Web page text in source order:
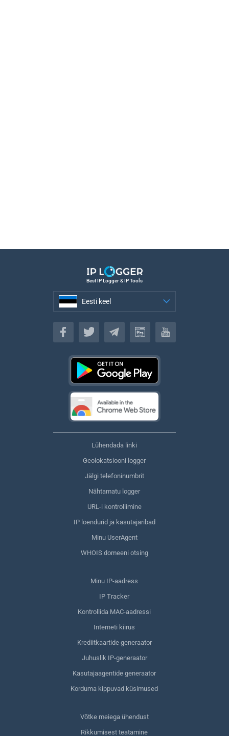
Best IP Logger & IP Tools
Eesti keel
Eesti keel
Lühendada linki
Geolokatsiooni logger
Jälgi telefoninumbrit
Nähtamatu logger
URL-i kontrollimine
IP loendurid ja kasutajaribad
Minu UserAgent
WHOIS domeeni otsing
Minu IP-aadress
IP Tracker
Kontrollida MAC-aadressi
Interneti kiirus
Krediitkaartide generaator
Juhuslik IP-generaator
Kasutajaagentide generaator
Korduma kippuvad küsimused
Võtke meiega ühendust
Rikkumisest teatamine